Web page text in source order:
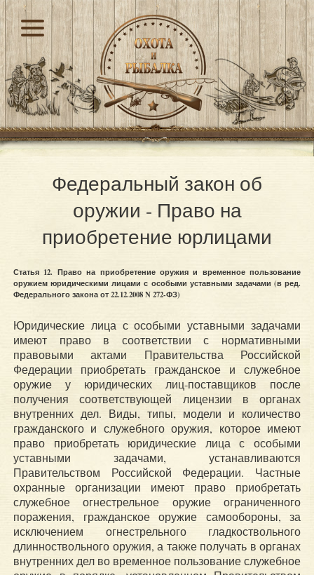
Федеральный закон об
оружии - Право на
приобретение юрлицами
Статья 12. Право на приобретение оружия и временное пользование
оружием юридическими лицами с особыми уставными задачами (в ред.
Федерального закона от 22.12.2008 N 272-ФЗ)
Юридические лица с особыми уставными задачами
имеют право в соответствии с нормативными
правовыми актами Правительства Российской
Федерации приобретать гражданское и служебное
оружие у юридических лиц-поставщиков после
получения соответствующей лицензии в органах
внутренних дел. Виды, типы, модели и количество
гражданского и служебного оружия, которое имеют
право приобретать юридические лица с особыми
уставными задачами, устанавливаются
Правительством Российской Федерации. Частные
охранные организации имеют право приобретать
служебное огнестрельное оружие ограниченного
поражения, гражданское оружие самообороны, за
исключением огнестрельного гладкоствольного
длинноствольного оружия, а также получать в органах
внутренних дел во временное пользование служебное